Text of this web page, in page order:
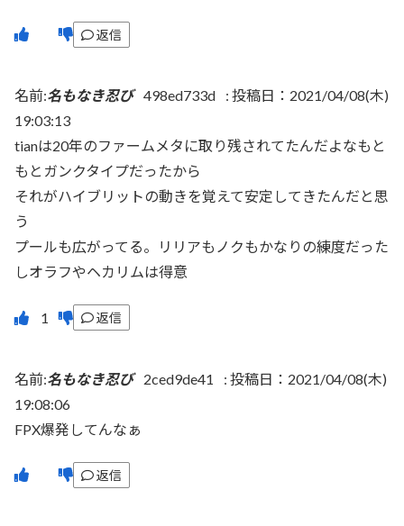
返信
名前:名もなき忍び 498ed733d : 投稿日：2021/04/08(木)
19:03:13
tianは20年のファームメタに取り残されてたんだよなもと
もとガンクタイプだったから
それがハイブリットの動きを覚えて安定してきたんだと思
う
プールも広がってる。リリアもノクもかなりの練度だった
しオラフやヘカリムは得意
返信
名前:名もなき忍び 2ced9de41 : 投稿日：2021/04/08(木)
19:08:06
FPX爆発してんなぁ
返信